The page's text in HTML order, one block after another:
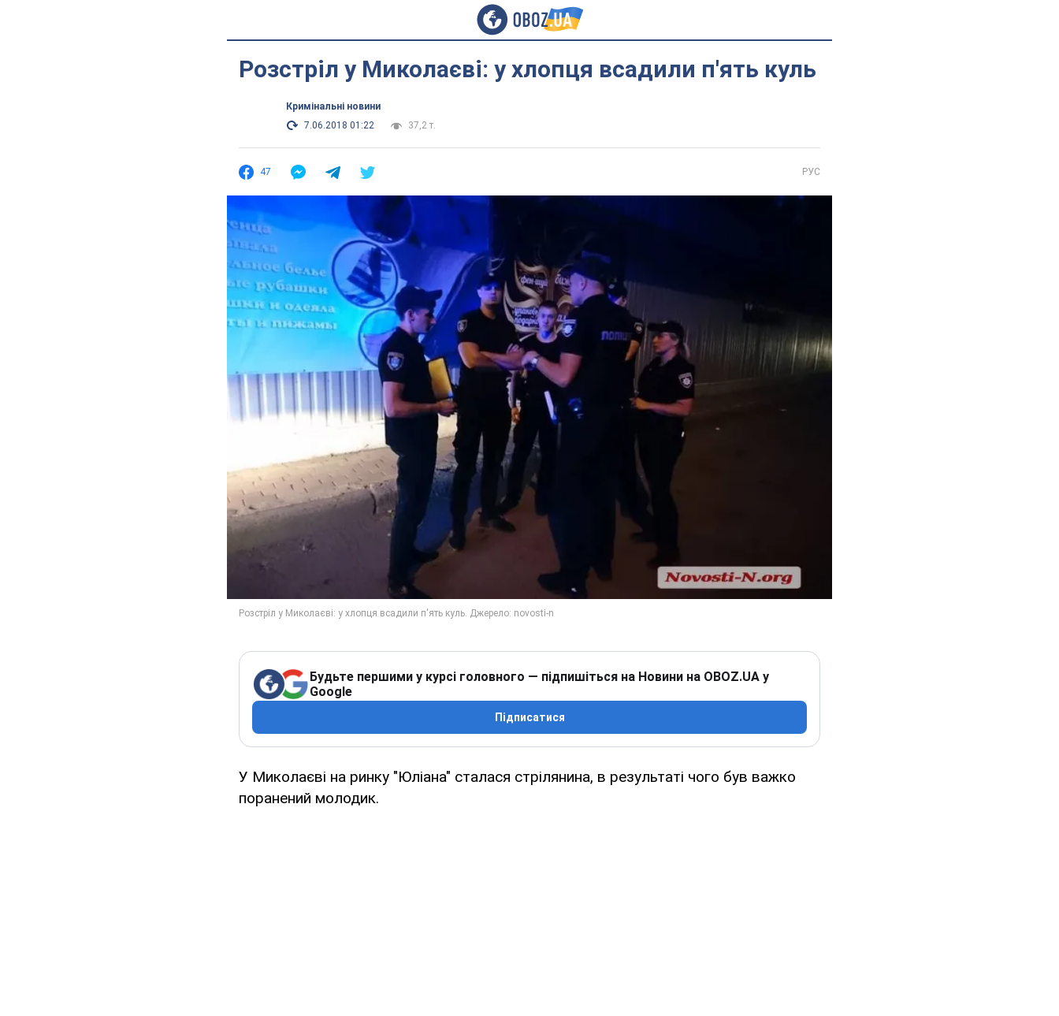
Розстріл у Миколаєві: у хлопця всадили п'ять куль
Кримінальні новини
7.06.2018 01:22
37,2 т.
47 РУС
Будьте першими у курсі головного — підпишіться на Новини на OBOZ.UA у
Google
Підписатися
У Миколаєві на ринку "Юліана" сталася стрілянина, в результаті чого був важко
поранений молодик.